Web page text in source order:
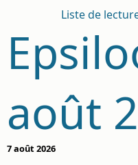
Liste de
août
7 août 2026